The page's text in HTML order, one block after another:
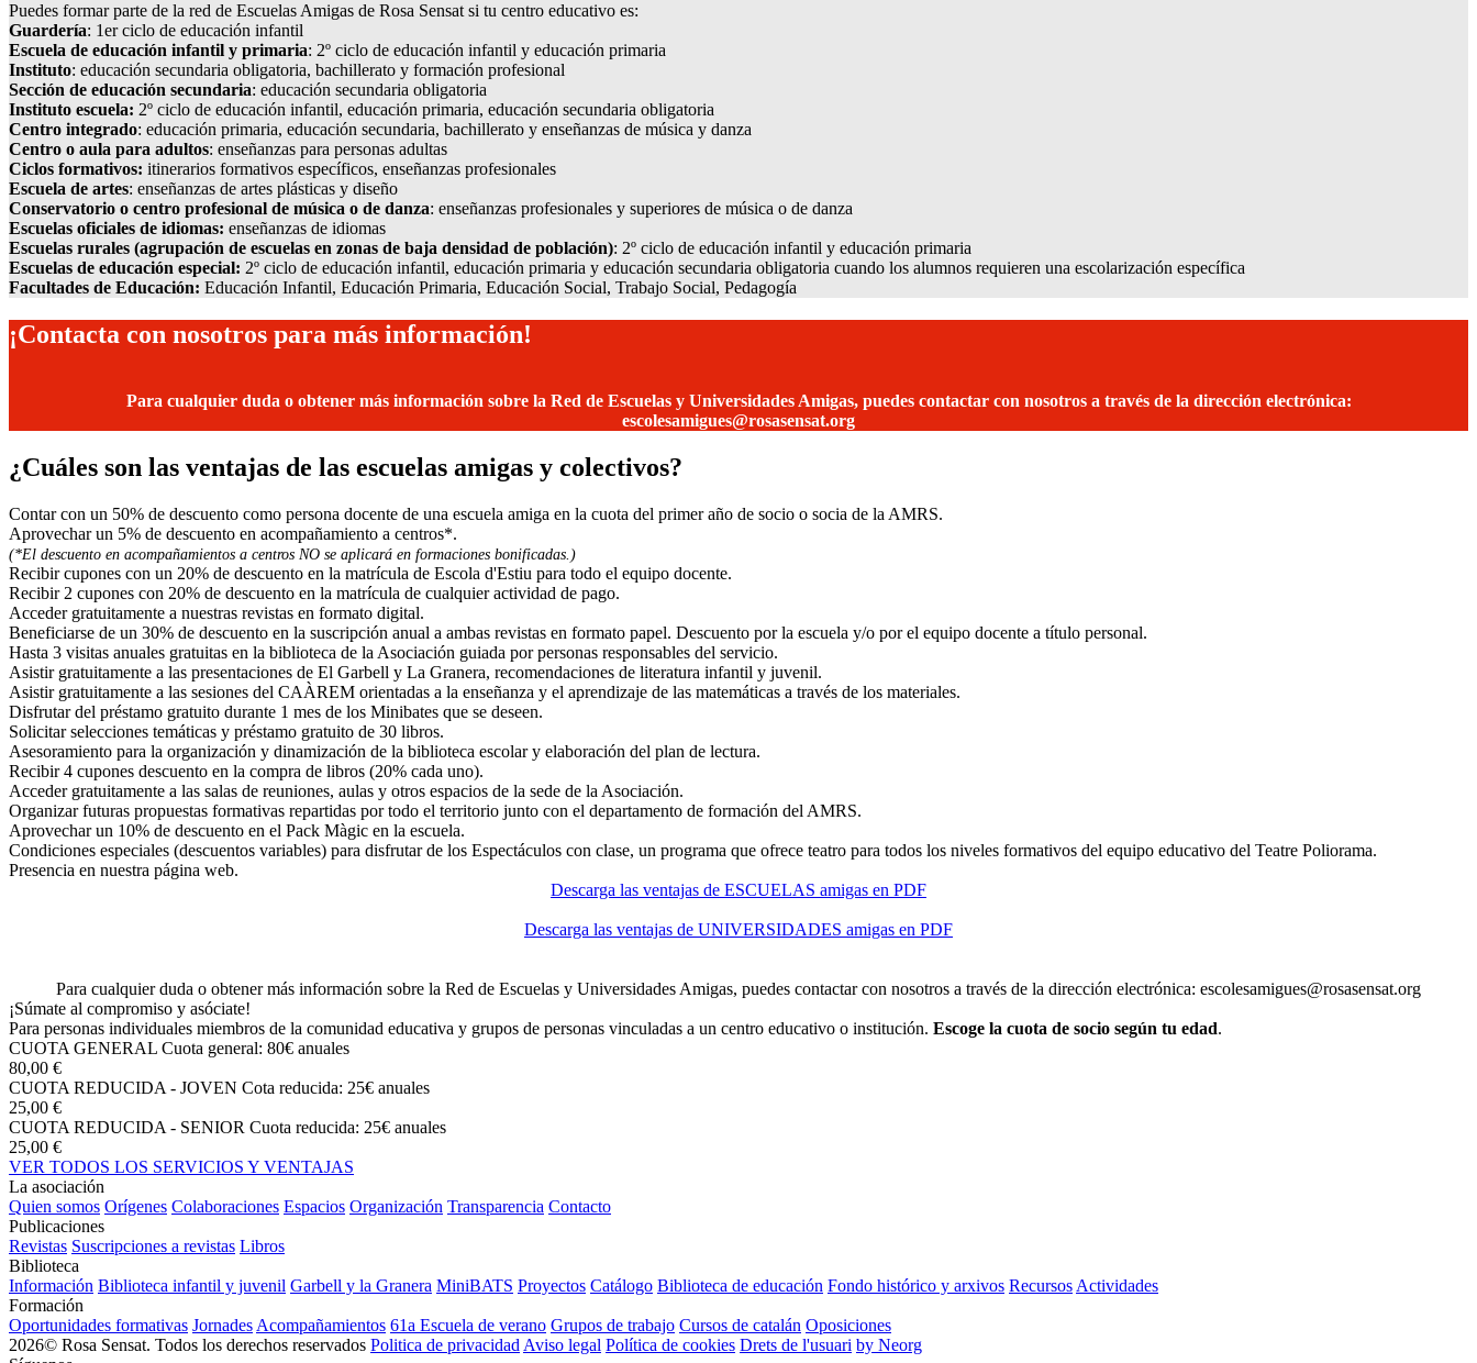
Puedes formar parte de la red de Escuelas Amigas de Rosa Sensat si tu centro educativo es:
Guardería: 1er ciclo de educación infantil
Escuela de educación infantil y primaria: 2º ciclo de educación infantil y educación primaria
Instituto: educación secundaria obligatoria, bachillerato y formación profesional
Sección de educación secundaria: educación secundaria obligatoria
Instituto escuela: 2º ciclo de educación infantil, educación primaria, educación secundaria obligatoria
Centro integrado: educación primaria, educación secundaria, bachillerato y enseñanzas de música y danza
Centro o aula para adultos: enseñanzas para personas adultas
Ciclos formativos: itinerarios formativos específicos, enseñanzas profesionales
Escuela de artes: enseñanzas de artes plásticas y diseño
Conservatorio o centro profesional de música o de danza: enseñanzas profesionales y superiores de música o de danza
Escuelas oficiales de idiomas: enseñanzas de idiomas
Escuelas rurales (agrupación de escuelas en zonas de baja densidad de población): 2º ciclo de educación infantil y educación primaria
Escuelas de educación especial: 2º ciclo de educación infantil, educación primaria y educación secundaria obligatoria cuando los alumnos requieren una escolarización específica
Facultades de Educación: Educación Infantil, Educación Primaria, Educación Social, Trabajo Social, Pedagogía
¡Contacta con nosotros para más información!
Para cualquier duda o obtener más información sobre la Red de Escuelas y Universidades Amigas, puedes contactar con nosotros a través de la dirección electrónica:
escolesamigues@rosasensat.org
¿Cuáles son las ventajas de las escuelas amigas y colectivos?
Contar con un 50% de descuento como persona docente de una escuela amiga en la cuota del primer año de socio o socia de la AMRS.
Aprovechar un 5% de descuento en acompañamiento a centros*.
(*El descuento en acompañamientos a centros NO se aplicará en formaciones bonificadas.)
Recibir cupones con un 20% de descuento en la matrícula de Escola d'Estiu para todo el equipo docente.
Recibir 2 cupones con 20% de descuento en la matrícula de cualquier actividad de pago.
Acceder gratuitamente a nuestras revistas en formato digital.
Beneficiarse de un 30% de descuento en la suscripción anual a ambas revistas en formato papel. Descuento por la escuela y/o por el equipo docente a título personal.
Hasta 3 visitas anuales gratuitas en la biblioteca de la Asociación guiada por personas responsables del servicio.
Asistir gratuitamente a las presentaciones de El Garbell y La Granera, recomendaciones de literatura infantil y juvenil.
Asistir gratuitamente a las sesiones del CAÀREM orientadas a la enseñanza y el aprendizaje de las matemáticas a través de los materiales.
Disfrutar del préstamo gratuito durante 1 mes de los Minibates que se deseen.
Solicitar selecciones temáticas y préstamo gratuito de 30 libros.
Asesoramiento para la organización y dinamización de la biblioteca escolar y elaboración del plan de lectura.
Recibir 4 cupones descuento en la compra de libros (20% cada uno).
Acceder gratuitamente a las salas de reuniones, aulas y otros espacios de la sede de la Asociación.
Organizar futuras propuestas formativas repartidas por todo el territorio junto con el departamento de formación del AMRS.
Aprovechar un 10% de descuento en el Pack Màgic en la escuela.
Condiciones especiales (descuentos variables) para disfrutar de los Espectáculos con clase, un programa que ofrece teatro para todos los niveles formativos del equipo educativo del Teatre Poliorama.
Presencia en nuestra página web.
Descarga las ventajas de ESCUELAS amigas en PDF
Descarga las ventajas de UNIVERSIDADES amigas en PDF
Para cualquier duda o obtener más información sobre la Red de Escuelas y Universidades Amigas, puedes contactar con nosotros a través de la dirección electrónica: escolesamigues@rosasensat.org
¡Súmate al compromiso y asóciate!
Para personas individuales miembros de la comunidad educativa y grupos de personas vinculadas a un centro educativo o institución. Escoge la cuota de socio según tu edad.
CUOTA GENERAL Cuota general: 80€ anuales
80,00 €
CUOTA REDUCIDA - JOVEN Cota reducida: 25€ anuales
25,00 €
CUOTA REDUCIDA - SENIOR Cuota reducida: 25€ anuales
25,00 €
VER TODOS LOS SERVICIOS Y VENTAJAS
La asociación
Quien somos Orígenes Colaboraciones Espacios Organización Transparencia Contacto
Publicaciones
Revistas Suscripciones a revistas Libros
Biblioteca
Información Biblioteca infantil y juvenil Garbell y la Granera MiniBATS Proyectos Catálogo Biblioteca de educación Fondo histórico y arxivos Recursos Actividades
Formación
Oportunidades formativas Jornades Acompañamientos 61a Escuela de verano Grupos de trabajo Cursos de catalán Oposiciones
2026© Rosa Sensat. Todos los derechos reservados Politica de privacidad Aviso legal Política de cookies Drets de l'usuari by Neorg